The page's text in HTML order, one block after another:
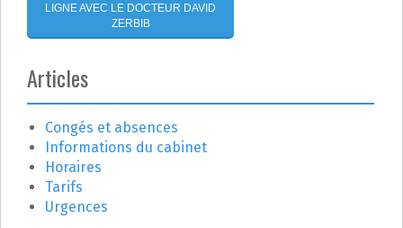
t
i
c
l
e
LIGNE AVEC LE DOCTEUR DAVID
ZERBIB
Articles
Congés et absences
Informations du cabinet
Horaires
Tarifs
Urgences